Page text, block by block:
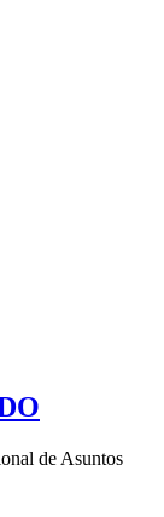
de Asuntos